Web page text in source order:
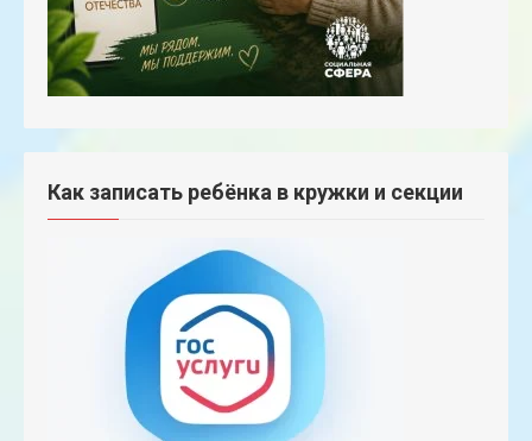
Как записать ребёнка в кружки и секции